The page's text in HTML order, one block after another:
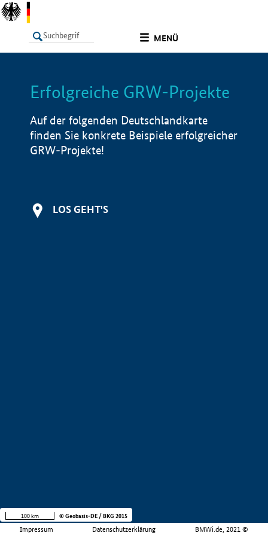
MENÜ
LISTE Info
Erfolgreiche GRW-Projekte
Auf der folgenden Deutschlandkarte
finden Sie konkrete Beispiele erfolgreicher
GRW-Projekte!
LOS GEHT'S
Impressum Datenschutzerklärung BMWi.de, 2021 ©
100 km © Geobasis-DE / BKG 2015